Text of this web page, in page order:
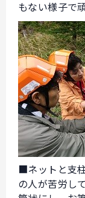
もない様子で
■ネットと支
の人が苦労し